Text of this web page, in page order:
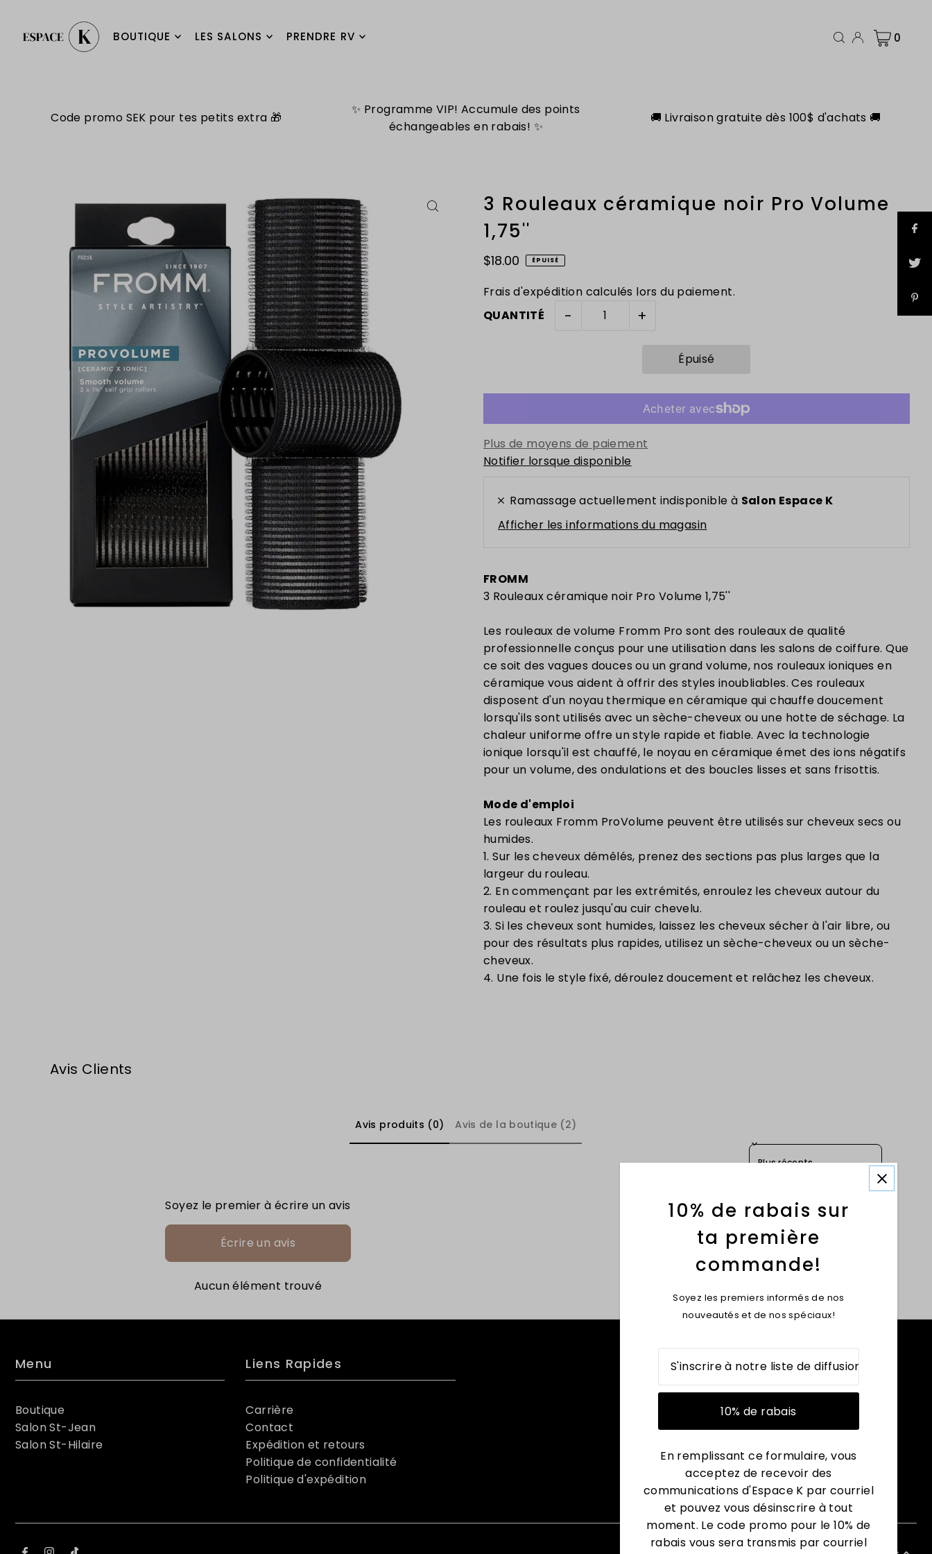
BOUTIQUE LES SALONS PRENDRE RV 0
Code promo SEK pour tes petits extra 🎁
✨ Programme VIP! Accumule des points
échangeables en rabais! ✨
🚚 Livraison gratuite dès 100$ d'achats 🚚
3 Rouleaux céramique noir Pro Volume
1,75''
$18.00 ÉPUISÉ
Frais d'expédition calculés lors du paiement.
QUANTITÉ
- +
Plus de moyens de paiement
Notifier lorsque disponible
Ramassage actuellement indisponible à Salon Espace K
Afficher les informations du magasin
FROMM
3 Rouleaux céramique noir Pro Volume 1,75''
Les rouleaux de volume Fromm Pro sont des rouleaux de qualité
professionnelle conçus pour une utilisation dans les salons de coiffure. Que
ce soit des vagues douces ou un grand volume, nos rouleaux ioniques en
céramique vous aident à offrir des styles inoubliables. Ces rouleaux
disposent d'un noyau thermique en céramique qui chauffe doucement
lorsqu'ils sont utilisés avec un sèche-cheveux ou une hotte de séchage. La
chaleur uniforme offre un style rapide et fiable. Avec la technologie
ionique lorsqu'il est chauffé, le noyau en céramique émet des ions négatifs
pour un volume, des ondulations et des boucles lisses et sans frisottis.
Mode d'emploi
Les rouleaux Fromm ProVolume peuvent être utilisés sur cheveux secs ou
humides.
1. Sur les cheveux démêlés, prenez des sections pas plus larges que la
largeur du rouleau.
2. En commençant par les extrémités, enroulez les cheveux autour du
rouleau et roulez jusqu'au cuir chevelu.
3. Si les cheveux sont humides, laissez les cheveux sécher à l'air libre, ou
pour des résultats plus rapides, utilisez un sèche-cheveux ou un sèche-
cheveux.
4. Une fois le style fixé, déroulez doucement et relâchez les cheveux.
Avis Clients
Avis produits (0) Avis de la boutique (2)
Sort reviews by
Soyez le premier à écrire un avis
Écrire un avis
Aucun élément trouvé
Menu
Boutique
Salon St-Jean
Salon St-Hilaire
Liens Rapides
Carrière
Contact
Expédition et retours
Politique de confidentialité
Politique d'expédition
10% de rabais sur
ta première
commande!
Soyez les premiers informés de nos
nouveautés et de nos spéciaux!
En remplissant ce formulaire, vous
acceptez de recevoir des
communications d'Espace K par courriel
et pouvez vous désinscrire à tout
moment. Le code promo pour le 10% de
rabais vous sera transmis par courriel